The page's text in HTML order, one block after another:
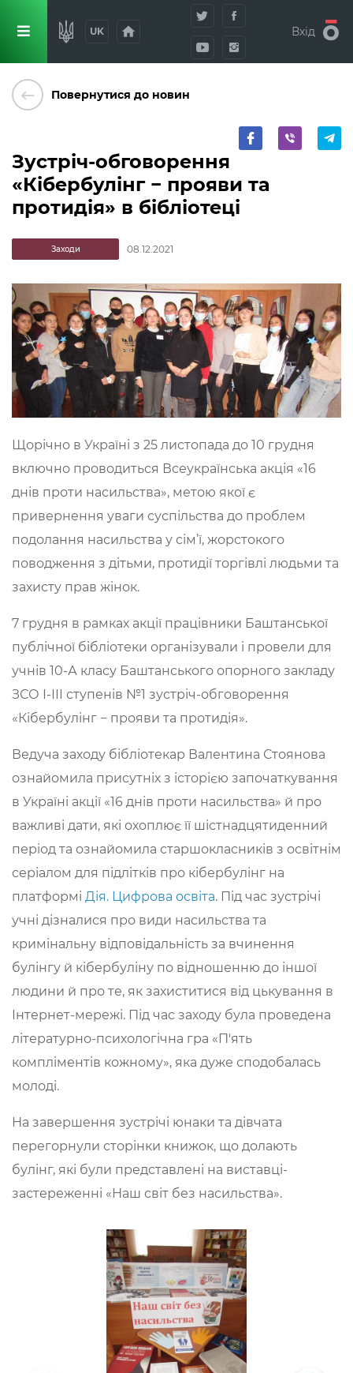
UK home Вхід
keyboard_backspace Повернутися до новин
Зустріч-обговорення
«Кібербулінг − прояви та
протидія» в бібліотеці
Заходи 08.12.2021
Щорічно в Україні з 25 листопада до 10 грудня
включно проводиться Всеукраїнська акція «16
днів проти насильства», метою якої є
привернення уваги суспільства до проблем
подолання насильства у сім’ї, жорстокого
поводження з дітьми, протидії торгівлі людьми та
захисту прав жінок.
7 грудня в рамках акції працівники Баштанської
публічної бібліотеки організували і провели для
учнів 10-А класу Баштанського опорного закладу
ЗСО І-ІІІ ступенів №1 зустріч-обговорення
«Кібербулінг − прояви та протидія».
Ведуча заходу бібліотекар Валентина Стоянова
ознайомила присутніх з історією започаткування
в Україні акції «16 днів проти насильства» й про
важливі дати, які охоплює її шістнадцятиденний
період та ознайомила старшокласників з освітнім
серіалом для підлітків про кібербулінг на
платформі Дія. Цифрова освіта. Під час зустрічі
учні дізналися про види насильства та
кримінальну відповідальність за вчинення
булінгу й кібербуліну по відношенню до іншої
людини й про те, як захиститися від цькування в
Інтернет-мережі. Під час заходу була проведена
літературно-психологічна гра «П'ять
компліментів кожному», яка дуже сподобалась
молоді.
На завершення зустрічі юнаки та дівчата
перегорнули сторінки книжок, що долають
булінг, які були представлені на виставці-
застереженні «Наш світ без насильства».